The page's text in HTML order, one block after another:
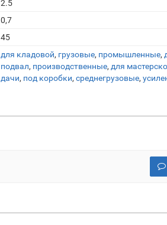
2.5
0,7
45
для кладовой, грузовые, промышленные,
подвал, производственные, для
дачи, под коробки, среднегрузовые,